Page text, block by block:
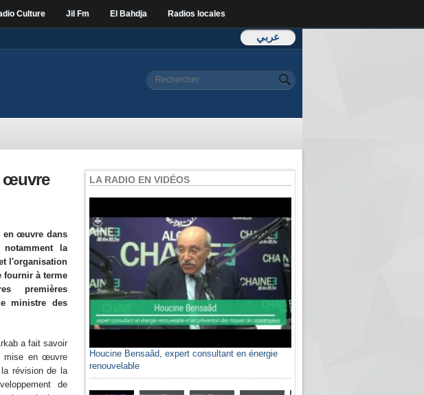
Culture Jil Fm El Bahdja Radios locales
عربي
Formulaire de
Rechercher
œuvre
en œuvre dans
la
l'organisation
fournir à terme
premières
ministre des
a fait savoir
mise en œuvre
révision de la
de
LA RADIO EN VIDÉOS
Houcine Bensaâd, expert consultant en énergie
renouvelable